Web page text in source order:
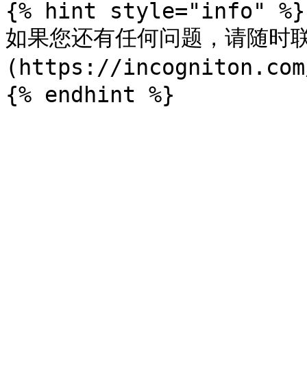
{% hint style="info" %}
如果您还有任何问题，请随
(https://